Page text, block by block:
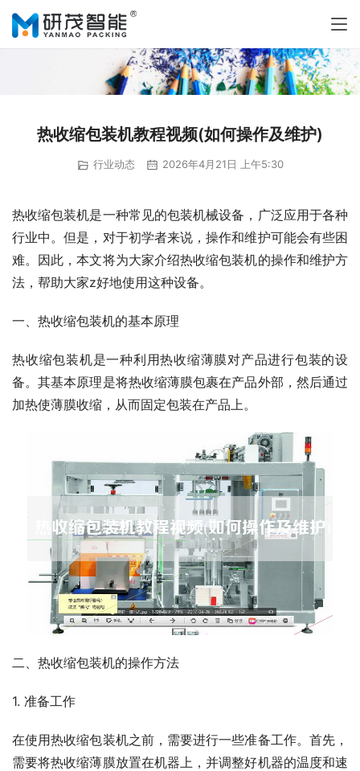
热收缩包装机教程视频(如何操作及维护)
行业动态 2026年4月21日 上午5:30
热收缩包装机是一种常见的包装机械设备，广泛应用于各种
行业中。但是，对于初学者来说，操作和维护可能会有些困
难。因此，本文将为大家介绍热收缩包装机的操作和维护方
法，帮助大家z好地使用这种设备。
一、热收缩包装机的基本原理
热收缩包装机是一种利用热收缩薄膜对产品进行包装的设
备。其基本原理是将热收缩薄膜包裹在产品外部，然后通过
加热使薄膜收缩，从而固定包装在产品上。
二、热收缩包装机的操作方法
1. 准备工作
在使用热收缩包装机之前，需要进行一些准备工作。首先，
需要将热收缩薄膜放置在机器上，并调整好机器的温度和速